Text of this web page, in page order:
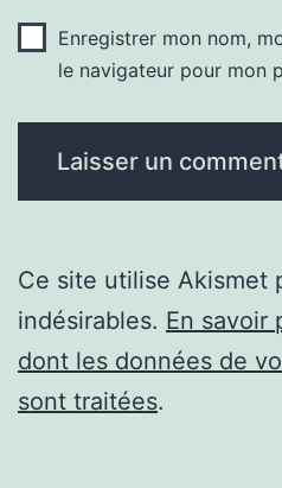
Enregistrer mon nom,
le navigateur pour mon
Ce site utilise Akismet
indésirables. En savoir
dont les données de
sont traitées.